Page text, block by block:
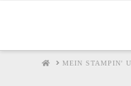
HOMEMEIN STAMPIN'